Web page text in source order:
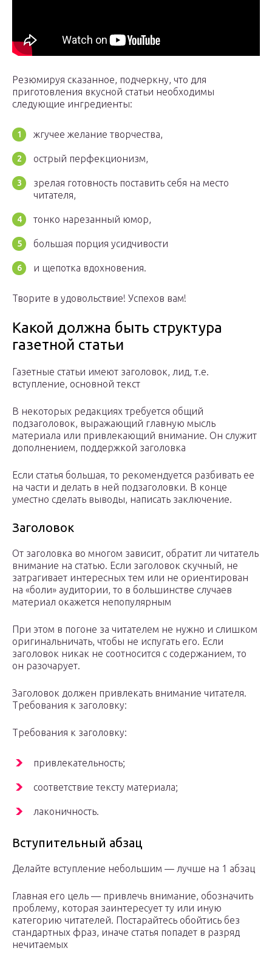
Резюмируя сказанное, подчеркну, что для
приготовления вкусной статьи необходимы
следующие ингредиенты:
жгучее желание творчества,
острый перфекционизм,
зрелая готовность поставить себя на место
читателя,
тонко нарезанный юмор,
большая порция усидчивости
и щепотка вдохновения.
Творите в удовольствие! Успехов вам!
Какой должна быть структура
газетной статьи
Газетные статьи имеют заголовок, лид, т.е.
вступление, основной текст
В некоторых редакциях требуется общий
подзаголовок, выражающий главную мысль
материала или привлекающий внимание. Он служит
дополнением, поддержкой заголовка
Если статья большая, то рекомендуется разбивать ее
на части и делать в ней подзаголовки. В конце
уместно сделать выводы, написать заключение.
Заголовок
От заголовка во многом зависит, обратит ли читатель
внимание на статью. Если заголовок скучный, не
затрагивает интересных тем или не ориентирован
на «боли» аудитории, то в большинстве случаев
материал окажется непопулярным
При этом в погоне за читателем не нужно и слишком
оригинальничать, чтобы не испугать его. Если
заголовок никак не соотносится с содержанием, то
он разочарует.
Заголовок должен привлекать внимание читателя.
Требования к заголовку:
Требования к заголовку:
привлекательность;
соответствие тексту материала;
лаконичность.
Вступительный абзац
Делайте вступление небольшим — лучше на 1 абзац
Главная его цель — привлечь внимание, обозначить
проблему, которая заинтересует ту или иную
категорию читателей. Постарайтесь обойтись без
стандартных фраз, иначе статья попадет в разряд
нечитаемых